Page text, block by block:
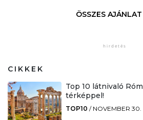
ÖSSZES AJÁNLAT
CIKKEK
Top 10 látnivaló
térképpel!
TOP10 / NOVEMBER 30.